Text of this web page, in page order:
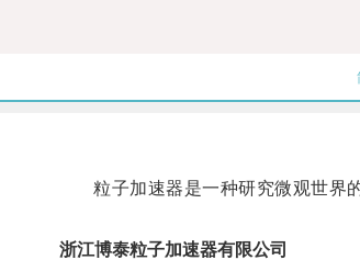
粒子加速器是一种研究微观世界的
浙江博泰粒子加速器有限公司